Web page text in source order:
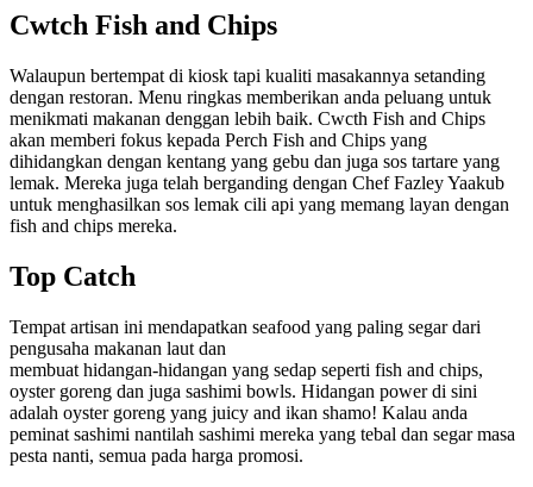
Cwtch Fish and Chips
Walaupun bertempat di kiosk tapi kualiti masakannya setanding
dengan restoran. Menu ringkas memberikan anda peluang untuk
menikmati makanan denggan lebih baik. Cwcth Fish and Chips
akan memberi fokus kepada Perch Fish and Chips yang
dihidangkan dengan kentang yang gebu dan juga sos tartare yang
lemak. Mereka juga telah berganding dengan Chef Fazley Yaakub
untuk menghasilkan sos lemak cili api yang memang layan dengan
fish and chips mereka.
Top Catch
Tempat artisan ini mendapatkan seafood yang paling segar dari
pengusaha makanan laut dan
membuat hidangan-hidangan yang sedap seperti fish and chips,
oyster goreng dan juga sashimi bowls. Hidangan power di sini
adalah oyster goreng yang juicy and ikan shamo! Kalau anda
peminat sashimi nantilah sashimi mereka yang tebal dan segar masa
pesta nanti, semua pada harga promosi.